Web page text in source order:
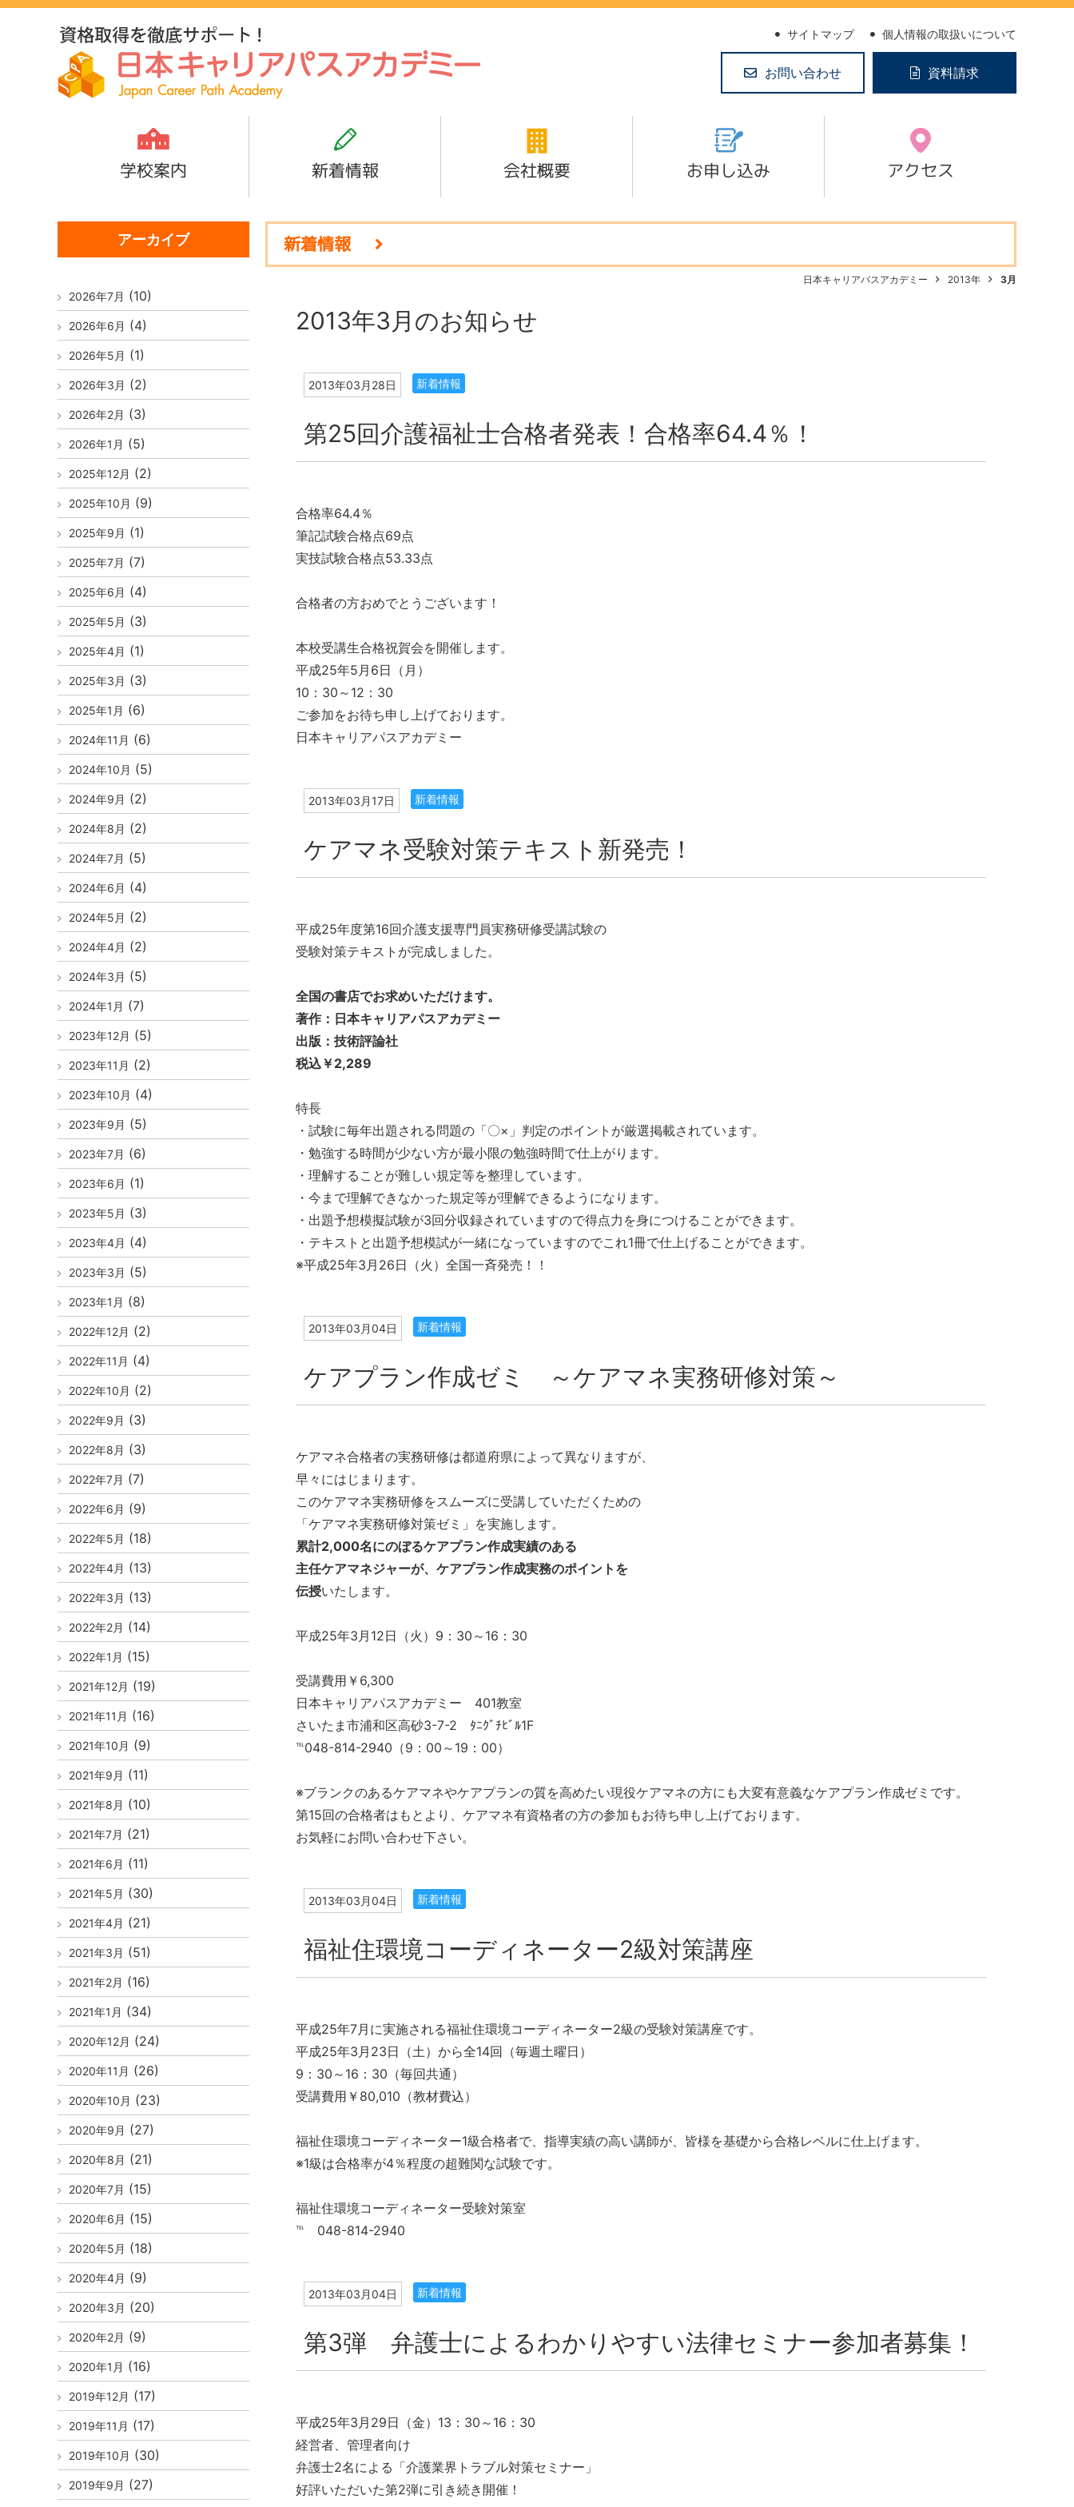
サイトマップ 個人情報の取扱いについて
お問い合わせ 資料請求
学校案内 新着情報 会社概要 お申し込み アクセス
新着情報
日本キャリアパスアカデミー 2013年 3月
2013年3月のお知らせ
2013年03月28日 新着情報
第25回介護福祉士合格者発表！合格率64.4％！
合格率64.4％
筆記試験合格点69点
実技試験合格点53.33点
合格者の方おめでとうございます！
本校受講生合格祝賀会を開催します。
平成25年5月6日（月）
10：30～12：30
ご参加をお待ち申し上げております。
日本キャリアパスアカデミー
2013年03月17日 新着情報
ケアマネ受験対策テキスト新発売！
平成25年度第16回介護支援専門員実務研修受講試験の
受験対策テキストが完成しました。
全国の書店でお求めいただけます。
著作：日本キャリアパスアカデミー
出版：技術評論社
税込￥2,289
特長
・試験に毎年出題される問題の「〇×」判定のポイントが厳選掲載されています。
・勉強する時間が少ない方が最小限の勉強時間で仕上がります。
・理解することが難しい規定等を整理しています。
・今まで理解できなかった規定等が理解できるようになります。
・出題予想模擬試験が3回分収録されていますので得点力を身につけることができます。
・テキストと出題予想模試が一緒になっていますのでこれ1冊で仕上げることができます。
※平成25年3月26日（火）全国一斉発売！！
2013年03月04日 新着情報
ケアプラン作成ゼミ ～ケアマネ実務研修対策～
ケアマネ合格者の実務研修は都道府県によって異なりますが、
早々にはじまります。
このケアマネ実務研修をスムーズに受講していただくための
「ケアマネ実務研修対策ゼミ」を実施します。
累計2,000名にのぼるケアプラン作成実績のある
主任ケアマネジャーが、ケアプラン作成実務のポイントを
伝授いたします。
平成25年3月12日（火）9：30～16：30
受講費用￥6,300
日本キャリアパスアカデミー 401教室
さいたま市浦和区高砂3-7-2 ﾀﾆｸﾞﾁﾋﾞﾙ1F
℡048-814-2940（9：00～19：00）
※ブランクのあるケアマネやケアプランの質を高めたい現役ケアマネの方にも大変有意義なケアプラン作成ゼミです。
第15回の合格者はもとより、ケアマネ有資格者の方の参加もお待ち申し上げております。
お気軽にお問い合わせ下さい。
2013年03月04日 新着情報
福祉住環境コーディネーター2級対策講座
平成25年7月に実施される福祉住環境コーディネーター2級の受験対策講座です。
平成25年3月23日（土）から全14回（毎週土曜日）
9：30～16：30（毎回共通）
受講費用￥80,010（教材費込）
福祉住環境コーディネーター1級合格者で、指導実績の高い講師が、皆様を基礎から合格レベルに仕上げます。
※1級は合格率が4％程度の超難関な試験です。
福祉住環境コーディネーター受験対策室
℡ 048-814-2940
2013年03月04日 新着情報
第3弾 弁護士によるわかりやすい法律セミナー参加者募集！
平成25年3月29日（金）13：30～16：30
経営者、管理者向け
弁護士2名による「介護業界トラブル対策セミナー」
好評いただいた第2弾に引き続き開催！
アーカイブ
2026年7月 (10)
2026年6月 (4)
2026年5月 (1)
2026年3月 (2)
2026年2月 (3)
2026年1月 (5)
2025年12月 (2)
2025年10月 (9)
2025年9月 (1)
2025年7月 (7)
2025年6月 (4)
2025年5月 (3)
2025年4月 (1)
2025年3月 (3)
2025年1月 (6)
2024年11月 (6)
2024年10月 (5)
2024年9月 (2)
2024年8月 (2)
2024年7月 (5)
2024年6月 (4)
2024年5月 (2)
2024年4月 (2)
2024年3月 (5)
2024年1月 (7)
2023年12月 (5)
2023年11月 (2)
2023年10月 (4)
2023年9月 (5)
2023年7月 (6)
2023年6月 (1)
2023年5月 (3)
2023年4月 (4)
2023年3月 (5)
2023年1月 (8)
2022年12月 (2)
2022年11月 (4)
2022年10月 (2)
2022年9月 (3)
2022年8月 (3)
2022年7月 (7)
2022年6月 (9)
2022年5月 (18)
2022年4月 (13)
2022年3月 (13)
2022年2月 (14)
2022年1月 (15)
2021年12月 (19)
2021年11月 (16)
2021年10月 (9)
2021年9月 (11)
2021年8月 (10)
2021年7月 (21)
2021年6月 (11)
2021年5月 (30)
2021年4月 (21)
2021年3月 (51)
2021年2月 (16)
2021年1月 (34)
2020年12月 (24)
2020年11月 (26)
2020年10月 (23)
2020年9月 (27)
2020年8月 (21)
2020年7月 (15)
2020年6月 (15)
2020年5月 (18)
2020年4月 (9)
2020年3月 (20)
2020年2月 (9)
2020年1月 (16)
2019年12月 (17)
2019年11月 (17)
2019年10月 (30)
2019年9月 (27)